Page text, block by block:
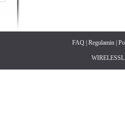
FAQ| Regulamin|